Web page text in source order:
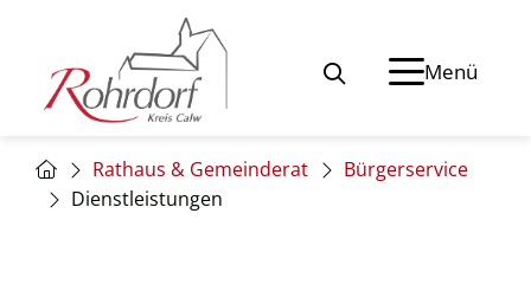
Menü
Rathaus & Gemeinderat
Bürgerservice
Dienstleistungen